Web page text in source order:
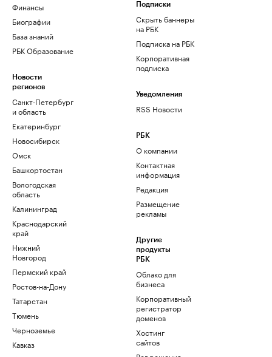
Финансы
Биографии
База знаний
РБК Образование
Новости
регионов
Санкт-Петербург
и область
Екатеринбург
Новосибирск
Омск
Башкортостан
Вологодская
область
Калининград
Краснодарский
край
Нижний
Новгород
Пермский край
Ростов-на-Дону
Татарстан
Тюмень
Черноземье
Кавказ
Подписки
Скрыть баннеры
на РБК
Подписка на РБК
Корпоративная
подписка
Уведомления
RSS Новости
РБК
О компании
Контактная
информация
Редакция
Размещение
рекламы
Другие
продукты
РБК
Облако для
бизнеса
Корпоративный
регистратор
доменов
Хостинг
сайтов